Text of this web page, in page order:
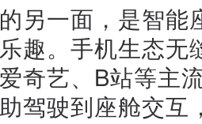
另一面，是智能
趣。手机生态
奇艺、B站等主
驾驶到座舱交